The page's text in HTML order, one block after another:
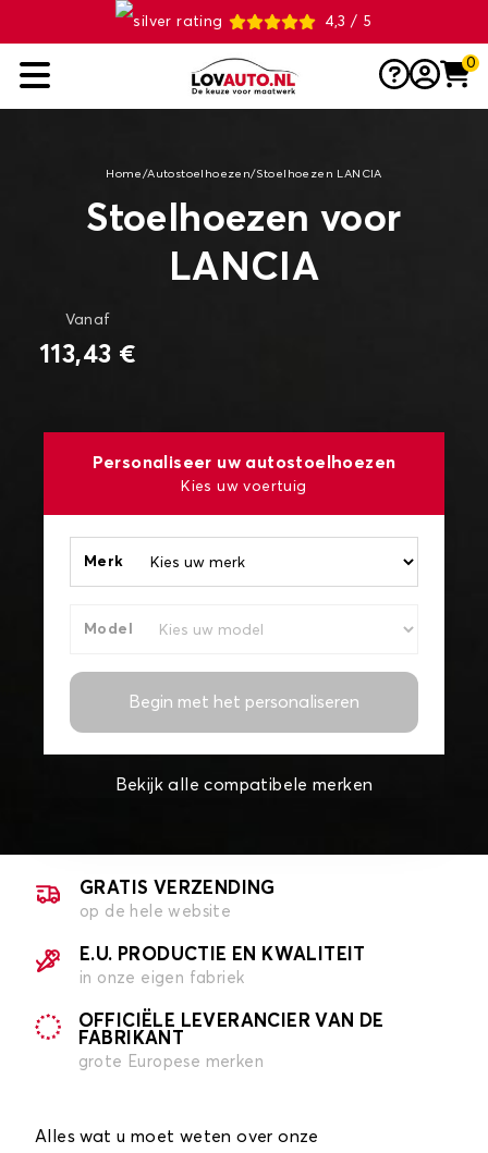
4,3 / 5
0
Home /Autostoelhoezen/ Stoelhoezen LANCIA
Stoelhoezen voor
LANCIA
Vanaf
113,43 €
Personaliseer uw autostoelhoezen
Kies uw voertuig
Merk
Model
Begin met het personaliseren
Bekijk alle compatibele merken
GRATIS VERZENDING
op de hele website
E.U. PRODUCTIE EN KWALITEIT
in onze eigen fabriek
OFFICIËLE LEVERANCIER VAN DE
FABRIKANT
grote Europese merken
Alles wat u moet weten over onze